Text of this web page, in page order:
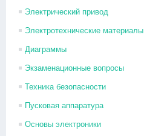
Электрический привод
Электротехнические материалы
Диаграммы
Экзаменационные вопросы
Техника безопасности
Пусковая аппаратура
Основы электроники